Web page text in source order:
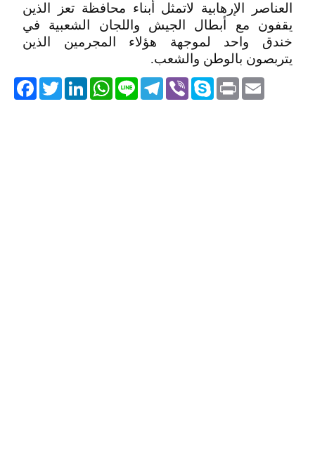
العناصر الإرهابية لاتمثل أبناء محافظة تعز الذين
يقفون مع أبطال الجيش واللجان الشعبية في
خندق واحد لموجهة هؤلاء المجرمين الذين
يتربصون بالوطن والشعب.
TwitterLinkedIn
WhatsApp Line
Telegram ViberSkype PrintEmail